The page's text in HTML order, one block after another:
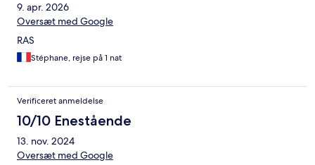
9. apr. 2026
Oversæt med Google
RAS
Stéphane, rejse på 1 nat
Verificeret anmeldelse
10/10 Enestående
13. nov. 2024
Oversæt med Google